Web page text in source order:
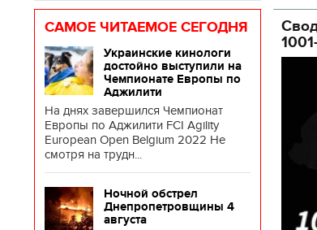
САМОЕ ЧИТАЕМОЕ СЕГОДНЯ
Украинские кинологи
достойно выступили на
Чемпионате Европы по
Аджилити
На днях завершился Чемпионат
Европы по Аджилити FCI Agility
European Open Belgium 2022 Не
смотря на трудн...
Ночной обстрел
Днепропетровщины 4
августа